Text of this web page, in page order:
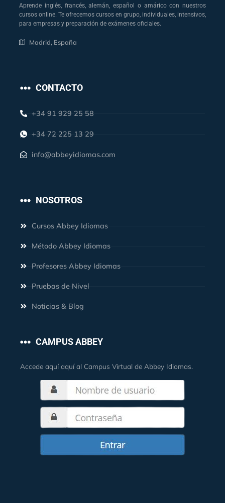
Aprende inglés, francés, alemán, español o amárico con nuestros
cursos online. Te ofrecemos cursos en grupo, individuales, intensivos,
para empresas y preparación de exámenes oficiales.
Madrid, España
CONTACTO
+34 91 929 25 58
+34 72 225 13 29
info@abbeyidiomas.com
NOSOTROS
Cursos Abbey Idiomas
Método Abbey Idiomas
Profesores Abbey Idiomas
Pruebas de Nivel
Noticias & Blog
CAMPUS ABBEY
Accede aquí aquí al Campus Virtual de Abbey Idiomas.